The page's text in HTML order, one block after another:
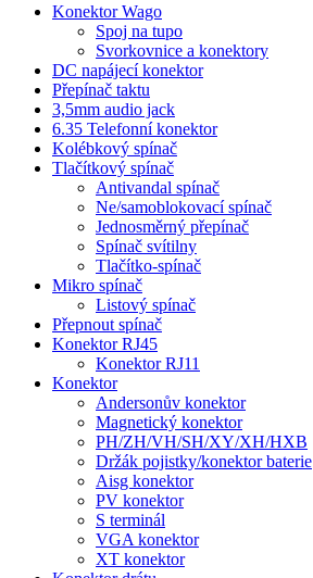
Konektor Wago
Spoj na tupo
Svorkovnice a konektory
DC napájecí konektor
Přepínač taktu
3,5mm audio jack
6.35 Telefonní konektor
Kolébkový spínač
Tlačítkový spínač
Antivandal spínač
Ne/samoblokovací spínač
Jednosměrný přepínač
Spínač svítilny
Tlačítko-spínač
Mikro spínač
Listový spínač
Přepnout spínač
Konektor RJ45
Konektor RJ11
Konektor
Andersonův konektor
Magnetický konektor
PH/ZH/VH/SH/XY/XH/HXB
Držák pojistky/konektor baterie
Aisg konektor
PV konektor
S terminál
VGA konektor
XT konektor